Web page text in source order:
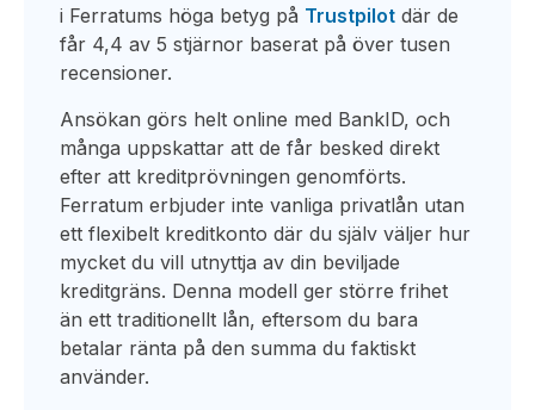
i Ferratums höga betyg på Trustpilot där de
får 4,4 av 5 stjärnor baserat på över tusen
recensioner.
Ansökan görs helt online med BankID, och
många uppskattar att de får besked direkt
efter att kreditprövningen genomförts.
Ferratum erbjuder inte vanliga privatlån utan
ett flexibelt kreditkonto där du själv väljer hur
mycket du vill utnyttja av din beviljade
kreditgräns. Denna modell ger större frihet
än ett traditionellt lån, eftersom du bara
betalar ränta på den summa du faktiskt
använder.